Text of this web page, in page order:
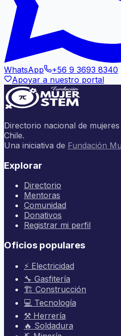
WhatsApp
+56 9 3693 8340
Apoyar a nuestro portal
Directorio nacional de
Chile.
Una iniciativa de Fundación
Explorar
Directorio
Mentoras
Comunidad
Donativos
Registrar mi perfil
Oficios populares
⚡ Electricidad
🔧 Gasfitería
🏗️ Construcción
💻 Tecnología
⚒️ Herrería
🔥 Soldadura